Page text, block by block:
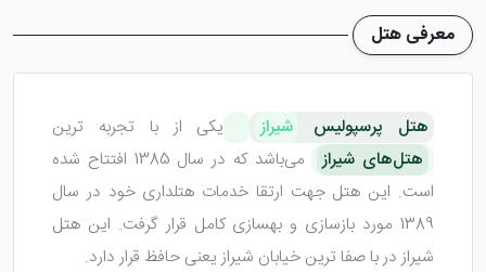
معرفی هتل
هتل پرسپولیس شیراز
یکی از با تجربه ترین
هتل‌های شیراز
می‌باشد که در سال 1385 افتتاح شده
است. این هتل جهت ارتقا خدمات هتلداری خود در سال
1389 مورد بازسازی و بهسازی کامل قرار گرفت. این هتل
شیراز در با صفا ترین خیابان شیراز یعنی حافظ قرار دارد.